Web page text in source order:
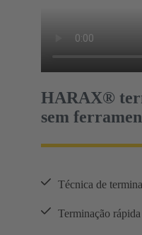
HARAX®
sem
Técnica de
Terminação